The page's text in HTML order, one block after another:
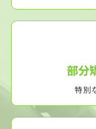
部分
特別